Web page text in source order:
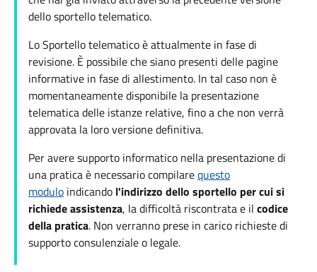
dello sportello telematico.
Lo Sportello telematico è attualmente in fase di
revisione. È possibile che siano presenti delle pagine
informative in fase di allestimento. In tal caso non è
momentaneamente disponibile la presentazione
telematica delle istanze relative, fino a che non verrà
approvata la loro versione definitiva.
Per avere supporto informatico nella presentazione di
una pratica è necessario compilarequesto
modulo indicando l'indirizzo dello sportello per cui si
richiede assistenza, la difficoltà riscontrata e il codice
della pratica. Non verranno prese in carico richieste di
supporto consulenziale o legale.